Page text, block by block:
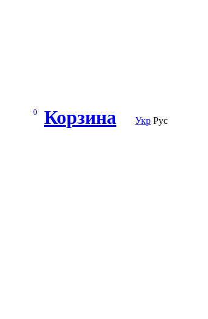
Корзина
0
Укр Рус